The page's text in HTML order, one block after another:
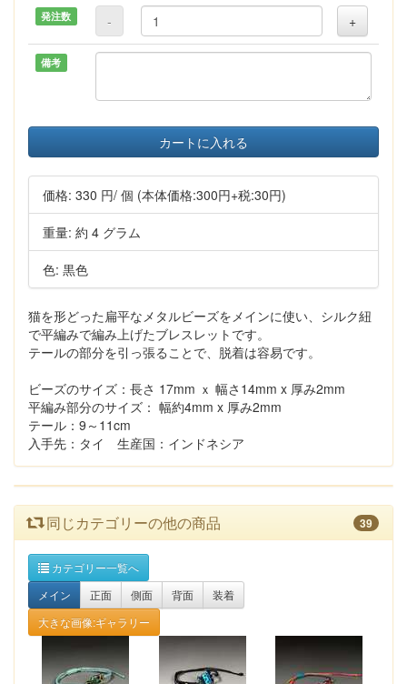
発注数 - +
備考
カートに入れる
価格: 330 円/ 個 (本体価格:300円+税:30円)
重量: 約 4 グラム
色: 黒色
猫を形どった扁平なメタルビーズをメインに使い、シルク紐
で平編みで編み上げたブレスレットです。
テールの部分を引っ張ることで、脱着は容易です。
ビーズのサイズ：長さ 17mm ｘ 幅さ14mm x 厚み2mm
平編み部分のサイズ： 幅約4mm x 厚み2mm
テール：9～11cm
入手先：タイ 生産国：インドネシア
同じカテゴリーの他の商品 39
カテゴリー一覧へ
メイン
正面 側面 背面
装着
大きな画像:ギャラリー